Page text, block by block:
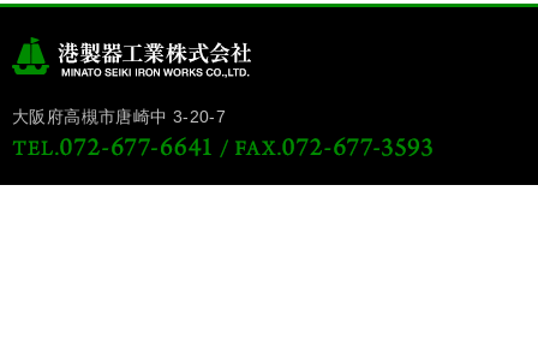
大阪府高槻市唐崎中 3-20-7